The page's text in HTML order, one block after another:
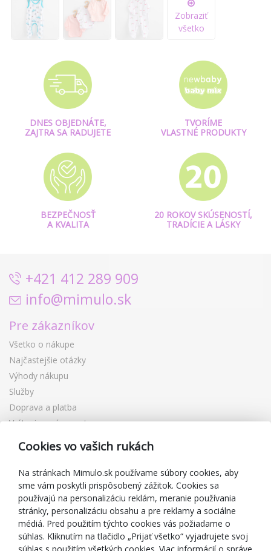
Zobraziť
všetko
DNES OBJEDNÁTE,
ZAJTRA SA RADUJETE
TVORÍME
VLASTNÉ PRODUKTY
BEZPEČNOSŤ
A KVALITA
20 ROKOV SKÚSENOSTÍ,
TRADÍCIE A LÁSKY
+421 412 289 909
info@mimulo.sk
Pre zákazníkov
Všetko o nákupe
Najčastejšie otázky
Výhody nákupu
Služby
Doprava a platba
Vrátenie a výmena tovaru
Reklamácia
Darčekové poukážky
Zľavové kupóny
Blog
O predajcovi
Mimulo.sk
Obchodné podmienky
Cookies vo vašich rukách
Na stránkach Mimulo.sk používame súbory cookies, aby
sme vám poskytli prispôsobený zážitok. Cookies sa
používajú na personalizáciu reklám, meranie používania
stránky, personalizáciu obsahu a pre reklamy a sociálne
médiá. Pred použitím týchto cookies vás požiadame o
súhlas. Kliknutím na tlačidlo „Prijať všetko“ vyjadrujete svoj
súhlas s použitím všetkých cookies. Viac informácií o správe